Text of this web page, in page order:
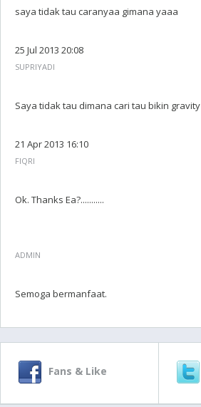
saya tidak tau caranyaa gimana yaaa
25 Jul 2013 20:08
SUPRIYADI
Saya tidak tau dimana cari tau bikin gravity
21 Apr 2013 16:10
FIQRI
Ok. Thanks Ea?...........
ADMIN
Semoga bermanfaat.
Fans & Like